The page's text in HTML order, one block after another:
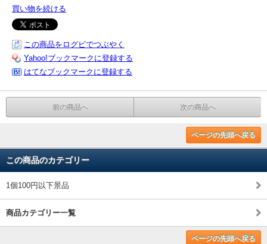
買い物を続ける
この商品をログピでつぶやく
Yahoo!ブックマークに登録する
はてなブックマークに登録する
前の商品へ 次の商品へ
ページの先頭へ戻る
この商品のカテゴリー
1個100円以下景品
商品カテゴリー一覧
ページの先頭へ戻る